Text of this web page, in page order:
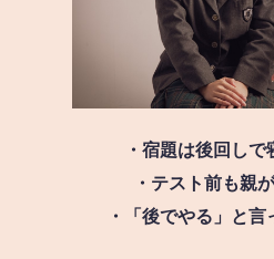
・宿題は後回し
・テスト前も親
・「後でやる」と